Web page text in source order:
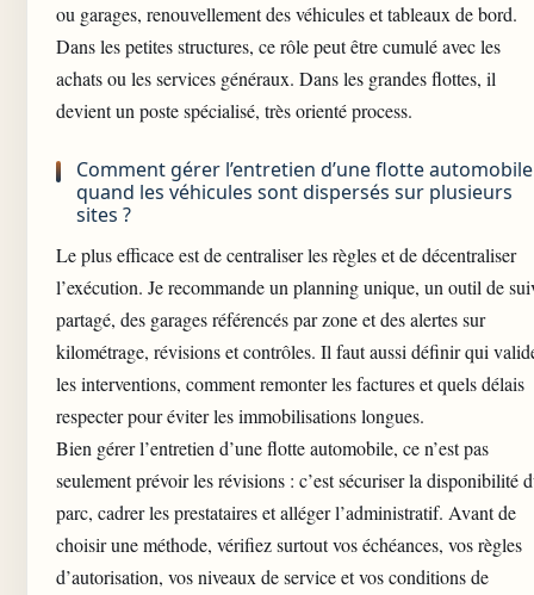
ou garages, renouvellement des véhicules et tableaux de bord.
Dans les petites structures, ce rôle peut être cumulé avec les
achats ou les services généraux. Dans les grandes flottes, il
devient un poste spécialisé, très orienté process.
Comment gérer l’entretien d’une flotte automobile
quand les véhicules sont dispersés sur plusieurs
sites ?
Le plus efficace est de centraliser les règles et de décentraliser
l’exécution. Je recommande un planning unique, un outil de
partagé, des garages référencés par zone et des alertes sur
kilométrage, révisions et contrôles. Il faut aussi définir qui
les interventions, comment remonter les factures et quels délais
respecter pour éviter les immobilisations longues.
Bien gérer l’entretien d’une flotte automobile, ce n’est pas
seulement prévoir les révisions : c’est sécuriser la disponibilité
parc, cadrer les prestataires et alléger l’administratif. Avant de
choisir une méthode, vérifiez surtout vos échéances, vos règles
d’autorisation, vos niveaux de service et vos conditions de